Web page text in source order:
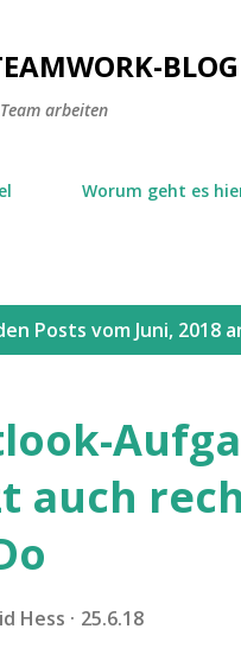
BLOG
arbeiten
Worum geht es
Posts vom Juni, 2018
auch
Hess 25.6.18